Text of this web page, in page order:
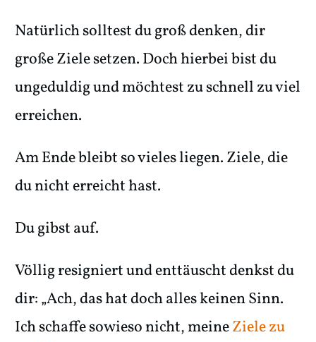
Natürlich solltest du groß denken, dir
große Ziele setzen. Doch hierbei bist du
ungeduldig und möchtest zu schnell zu viel
erreichen.
Am Ende bleibt so vieles liegen. Ziele, die
du nicht erreicht hast.
Du gibst auf.
Völlig resigniert und enttäuscht denkst du
dir: „Ach, das hat doch alles keinen Sinn.
Ich schaffe sowieso nicht, meineZiele zu